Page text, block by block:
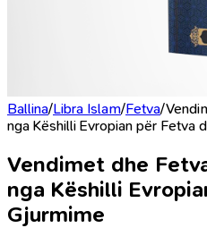
Ballina/Libra Islam/Fetva/
nga Këshilli Evropian për Fetva
Vendimet dhe
nga Këshilli
Gjurmime